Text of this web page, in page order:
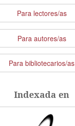
Para lectores/as
Para autores/as
Para bibliotecarios/as
Indexada en